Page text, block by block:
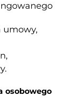
umowy,
osobowego